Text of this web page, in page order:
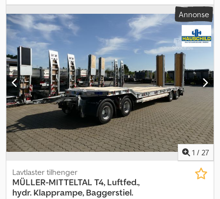
stål, dekkstørrelse:235/75 r17,5, Byggeår:2026, Utstyr:ABS,
sentral svingplate, Annonse
1 / 27
Lavtlaster tilhenger
MÜLLER-MITTELTAL T4, Luftfed.,
hydr. Klapprampe, Baggerstiel.